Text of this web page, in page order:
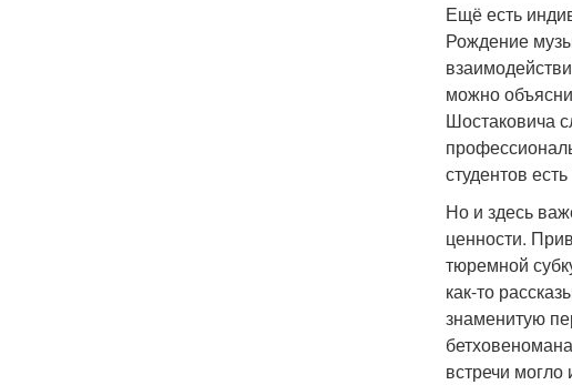
Ещё есть
Рождение
можно
Шостаковича
студентов
Но и здесь
ценности.
тюремной
как-то
знаменитую
встречи могло